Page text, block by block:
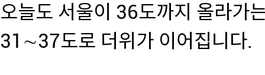
오늘도 서울이 36도까지 올라가
31∼37도로 더위가 이어집니다.